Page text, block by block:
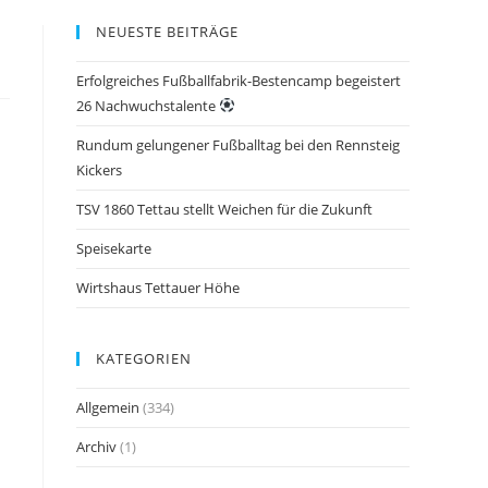
NEUESTE BEITRÄGE
Erfolgreiches Fußballfabrik-Bestencamp begeistert
26 Nachwuchstalente
Rundum gelungener Fußballtag bei den Rennsteig
Kickers
TSV 1860 Tettau stellt Weichen für die Zukunft
Speisekarte
Wirtshaus Tettauer Höhe
KATEGORIEN
Allgemein (334)
Archiv(1)